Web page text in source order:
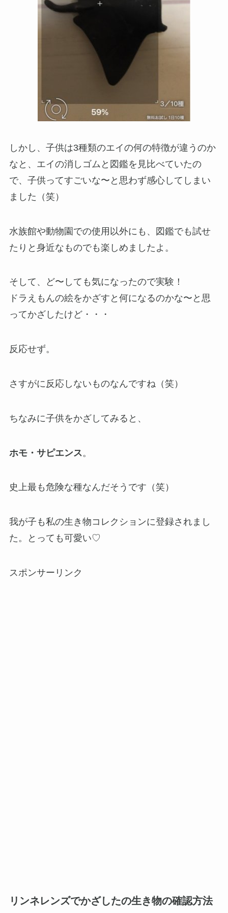
しかし、子供は3種類のエイの何の特徴が違うのか
なと、エイの消しゴムと図鑑を見比べていたの
で、子供ってすごいな〜と思わず感心してしまい
ました（笑）
水族館や動物園での使用以外にも、図鑑でも試せ
たりと身近なものでも楽しめましたよ。
そして、ど〜しても気になったので実験！
ドラえもんの絵をかざすと何になるのかな〜と思
ってかざしたけど・・・
反応せず。
さすがに反応しないものなんですね（笑）
ちなみに子供をかざしてみると、
ホモ・サピエンス 。
史上最も危険な種なんだそうです（笑）
我が子も私の生き物コレクションに登録されまし
た。とっても可愛い♡
スポンサーリンク
リンネレンズでかざしたの生き物の確認方法